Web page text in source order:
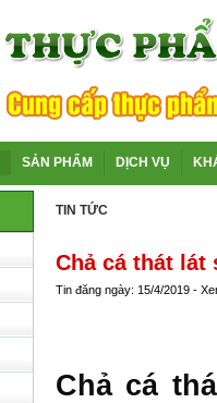
SẢN PHẨM DỊCH VỤ
TIN TỨC
Chả cá thát lát
Tin đăng ngày: 15/4/2019 -
Chả cá